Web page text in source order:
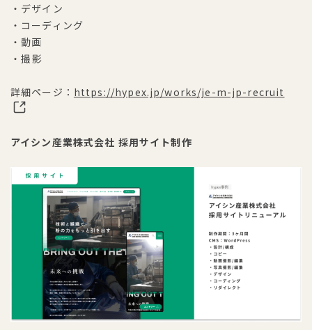
・デザイン
・コーディング
・動画
・撮影
詳細ページ： https://hypex.jp/works/je-m-jp-recruit
アイシン産業株式会社 採用サイト制作